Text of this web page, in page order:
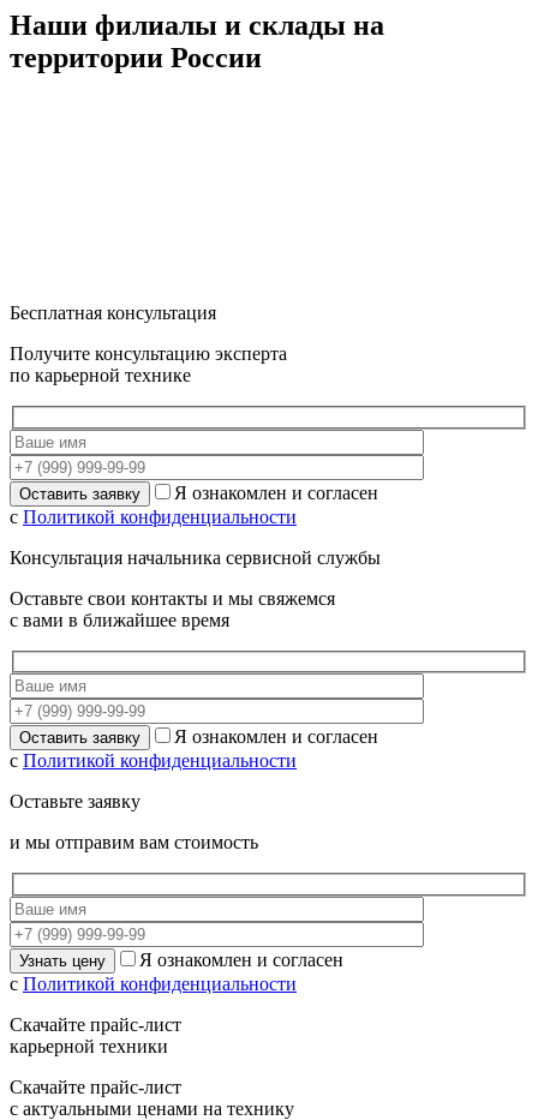
Наши филиалы и склады на
территории России
Бесплатная консультация
Получите консультацию эксперта
по карьерной технике
Я ознакомлен и согласен
с Политикой конфиденциальности
Консультация начальника сервисной службы
Оставьте свои контакты и мы свяжемся
с вами в ближайшее время
Я ознакомлен и согласен
с Политикой конфиденциальности
Оставьте заявку
и мы отправим вам стоимость
Я ознакомлен и согласен
с Политикой конфиденциальности
Скачайте прайс-лист
карьерной техники
Скачайте прайс-лист
с актуальными ценами на технику